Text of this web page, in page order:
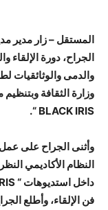
المستقل – زار مدير
الجراح، دورة الإلقاء
والدمى والوثائقيات
وزارة الثقافة
BLACK IRIS “.
وأثنى الجراح على
النظام الأكاديمي
فن الإلقاء، وأطلع